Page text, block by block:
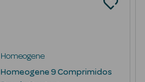
Homeogene
Homeogene 9 Comprimidos